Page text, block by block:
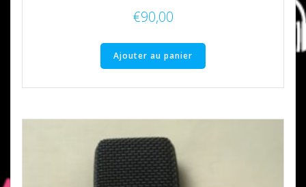
€90,00
Ajouter au panier